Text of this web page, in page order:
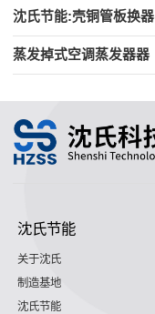
沈氏节能:壳铜管板换器
蒸发掉式空调蒸发器器
沈氏节能
关于沈氏
制造基地
沈氏节能